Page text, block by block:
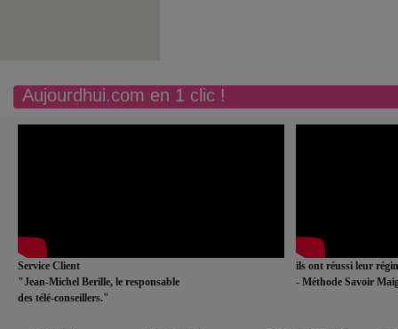
Aujourdhui.com en 1 clic !
Service Client
"Jean-Michel Berille, le responsable
des télé-conseillers."
ils ont réussi leur
- Méthode Savoir